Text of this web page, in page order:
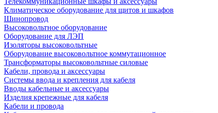
Климатическое оборудование для щитов и шкафов
Шинопровод
Высоковольтное оборудование
Оборудование для ЛЭП
Изоляторы высоковольтные
Оборудование высоковольтное коммутационное
Трансформаторы высоковольтные силовые
Кабели, провода и аксессуары
Системы ввода и крепления для кабеля
Вводы кабельные и аксессуары
Изделия крепежные для кабеля
Кабели и провода